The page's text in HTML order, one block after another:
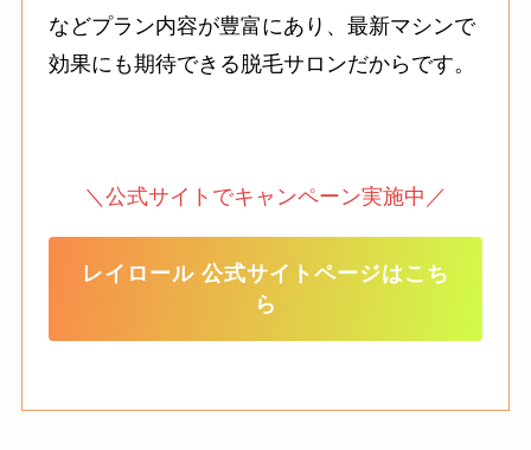
などプラン内容が豊富にあり、最新マシンで
効果にも期待できる脱毛サロンだからです。
＼公式サイトでキャンペーン実施中／
レイロール 公式サイトページはこち
ら